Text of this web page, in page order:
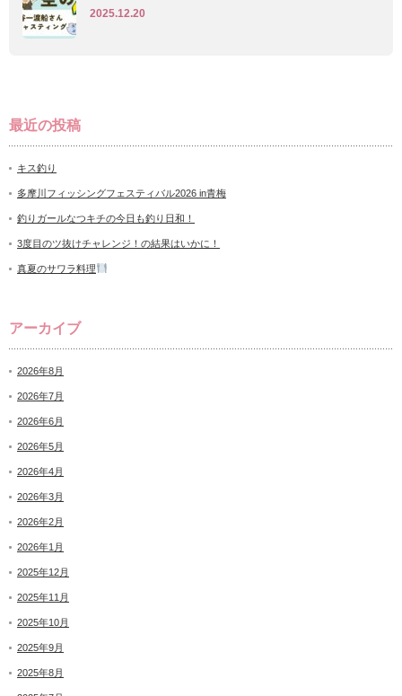
2025.12.20
最近の投稿
キス釣り
多摩川フィッシングフェスティバル2026 in青梅
釣りガールなつキチの今日も釣り日和！
3度目のツ抜けチャレンジ！の結果はいかに！
真夏のサワラ料理
アーカイブ
2026年8月
2026年7月
2026年6月
2026年5月
2026年4月
2026年3月
2026年2月
2026年1月
2025年12月
2025年11月
2025年10月
2025年9月
2025年8月